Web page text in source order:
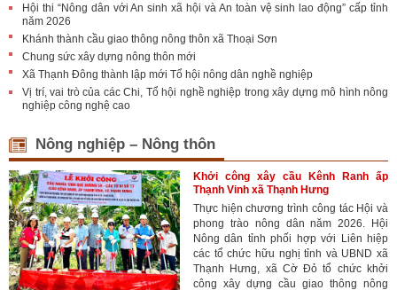
Hội thi “Nông dân với An sinh xã hội và An toàn vệ sinh lao động” cấp tỉnh
năm 2026
Khánh thành cầu giao thông nông thôn xã Thoại Sơn
Chung sức xây dựng nông thôn mới
Xã Thạnh Đông thành lập mới Tổ hội nông dân nghề nghiệp
Vị trí, vai trò của các Chi, Tổ hội nghề nghiệp trong xây dựng mô hình nông
nghiệp công nghệ cao
Nông nghiệp – Nông thôn
Khởi công xây cầu Kênh Ranh ấp
Thạnh Vinh xã Thạnh Hưng
Thực hiện chương trình công tác Hội và
phong trào nông dân năm 2026. Hội
Nông dân tỉnh phối hợp với Liên hiệp
các tổ chức hữu nghị tỉnh và UBND xã
Thạnh Hưng, xã Cờ Đỏ tổ chức khởi
công xây dựng cầu giao thông nông